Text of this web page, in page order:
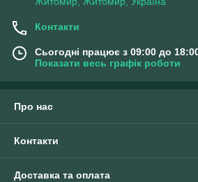
Контакти
Сьогодні працює з 09:00 до
Показати весь графік роботи
Про нас
Контакти
Доставка та оплата